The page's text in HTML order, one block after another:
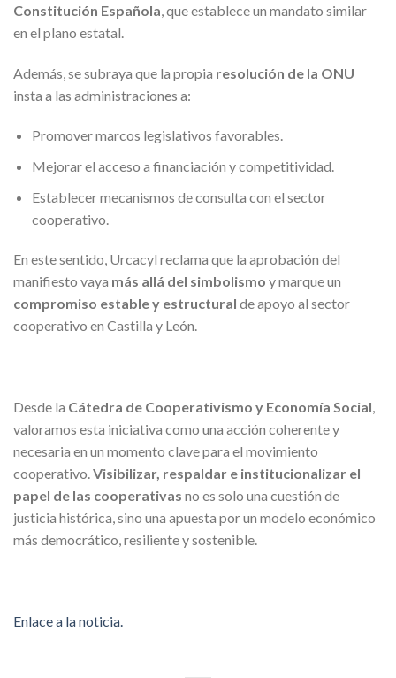
Constitución Española , que establece un mandato similar
en el plano estatal.
Además, se subraya que la propia resolución de la ONU
insta a las administraciones a:
Promover marcos legislativos favorables.
Mejorar el acceso a financiación y competitividad.
Establecer mecanismos de consulta con el sector
cooperativo.
En este sentido, Urcacyl reclama que la aprobación del
manifiesto vaya más allá del simbolismo y marque un
compromiso estable y estructural de apoyo al sector
cooperativo en Castilla y León.
Desde la Cátedra de Cooperativismo y Economía Social,
valoramos esta iniciativa como una acción coherente y
necesaria en un momento clave para el movimiento
cooperativo.Visibilizar, respaldar e institucionalizar el
papel de las cooperativas no es solo una cuestión de
justicia histórica, sino una apuesta por un modelo económico
más democrático, resiliente y sostenible.
Enlace a la noticia.